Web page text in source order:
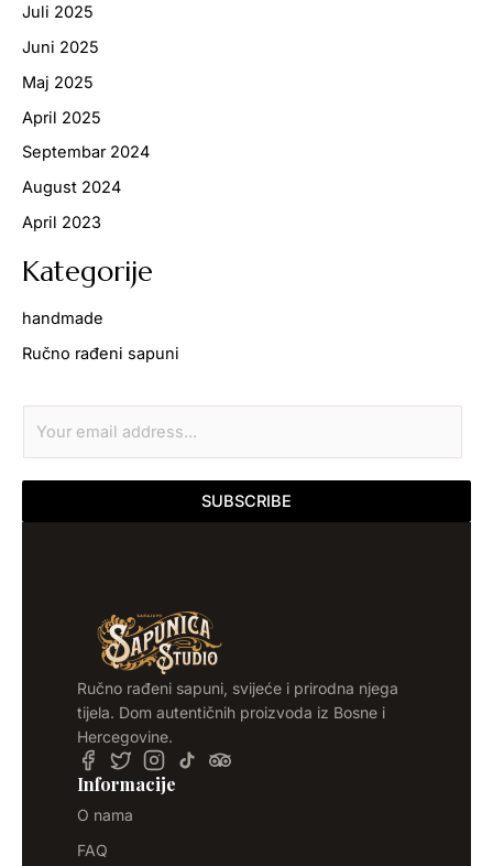
Juli 2025
Juni 2025
Maj 2025
April 2025
Septembar 2024
August 2024
April 2023
Kategorije
handmade
Ručno rađeni sapuni
a
i
SUBSCRIBE
Ručno rađeni sapuni, svijeće i prirodna njega
tijela. Dom autentičnih proizvoda iz Bosne i
Hercegovine.
Informacije
O nama
FAQ